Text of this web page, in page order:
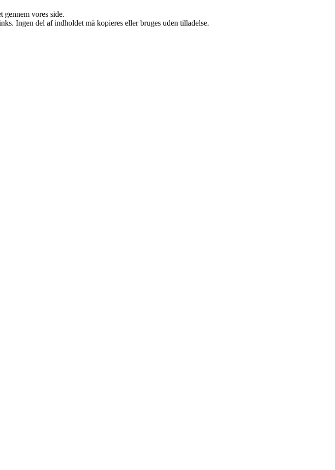
vores side.
Ingen del af indholdet må kopieres eller bruges uden tilladelse.